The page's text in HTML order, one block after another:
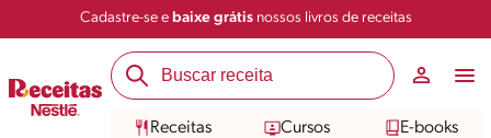
Cadastre-se e baixe grátisnossos livros de receitas
Receitas Cursos E-books
Salvar Compartilhar